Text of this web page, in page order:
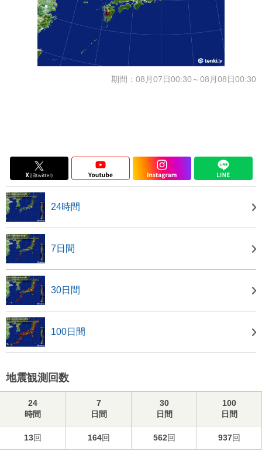
期間：08月07日00:30～08月08日00:30
24時間
7日間
30日間
100日間
地震観測回数
24
時間
7
日間
30
日間
100
日間
13回 164回 562回 937回